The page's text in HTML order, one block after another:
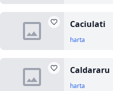
Caciulati
harta
Caldararu
harta